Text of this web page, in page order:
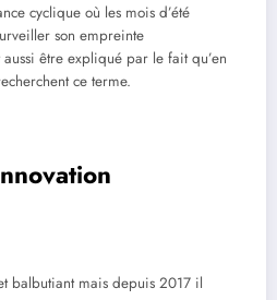
cyclique où les mois d’été
son empreinte
être expliqué par le fait qu’en
ce terme.
balbutiant mais depuis 2017 il